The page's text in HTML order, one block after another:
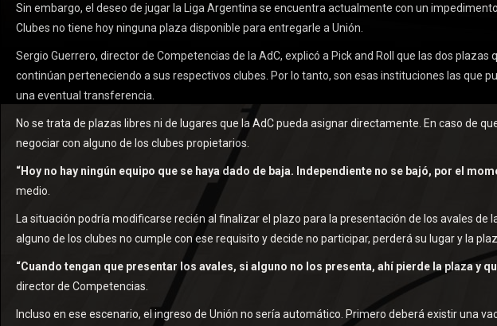
Sin embargo, el deseo de jugar la Liga Argentina se encuentra actualmente con un
Clubes no tiene hoy ninguna plaza disponible para entregarle a Unión.
Sergio Guerrero, director de Competencias de la AdC, explicó a Pick and Roll que las dos
continúan perteneciendo a sus respectivos clubes. Por lo tanto, son esas instituciones las que
una eventual transferencia.
No se trata de plazas libres ni de lugares que la AdC pueda asignar directamente. En caso de
negociar con alguno de los clubes propietarios.
“Hoy no hay ningún equipo que se haya dado de baja. Independiente no se bajó, por el
medio.
La situación podría modificarse recién al finalizar el plazo para la presentación de los avales de
alguno de los clubes no cumple con ese requisito y decide no participar, perderá su lugar y la
“Cuando tengan que presentar los avales, si alguno no los presenta, ahí pierde la plaza y
director de Competencias.
Incluso en ese escenario, el ingreso de Unión no sería automático. Primero deberá existir una